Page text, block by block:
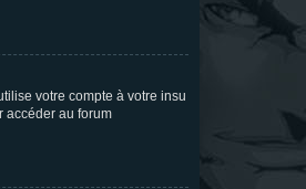
votre compte à votre insu
accéder au forum